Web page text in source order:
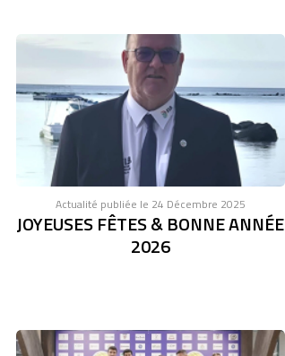
Actualité publiée le 24 Décembre 2025
JOYEUSES FÊTES & BONNE ANNÉE
2026